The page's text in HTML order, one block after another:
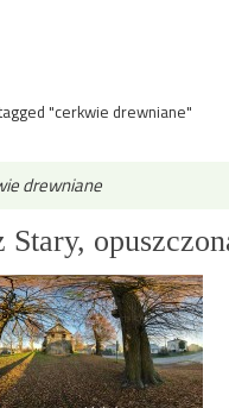
"cerkwie drewniane"
drewniane
Stary,